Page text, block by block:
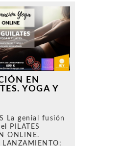
EN
YOGA Y
La genial fusión
PILATES
ONLINE.
LANZAMIENTO: